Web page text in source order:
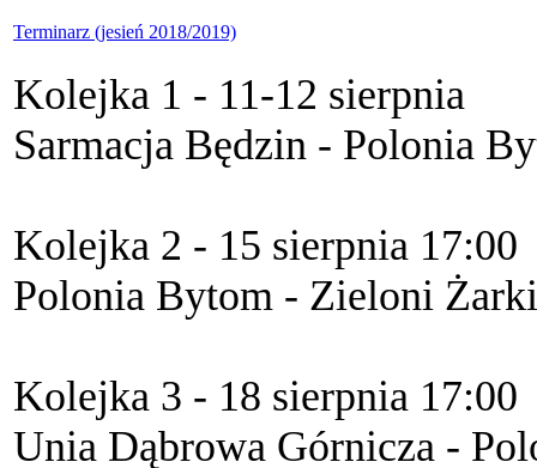
Terminarz (jesień 2018/2019)
Kolejka 1 - 11-12 sierpnia
Sarmacja Będzin - Polonia
Kolejka 2 - 15 sierpnia 17:00
Polonia Bytom - Zieloni
Kolejka 3 - 18 sierpnia 17:00
Unia Dąbrowa Górnicza -